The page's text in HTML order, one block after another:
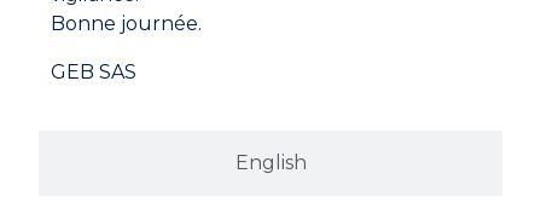
GEB’ORIZON®
✔ Refaire les joints de douche, baignoire, lavabo et
remplacement d’un robinet ou d’un raccord
English
Bonne journée.
GEB SAS